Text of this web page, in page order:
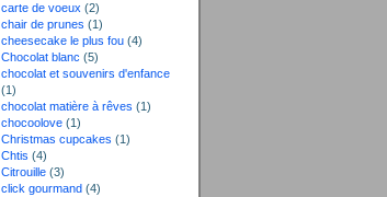
carte de voeux (2)
chair de prunes (1)
cheesecake le plus fou (4)
Chocolat blanc (5)
chocolat et souvenirs d'enfance
(1)
chocolat matière à rêves (1)
chocoolove (1)
Christmas cupcakes (1)
Chtis (4)
Citrouille (3)
click gourmand (4)